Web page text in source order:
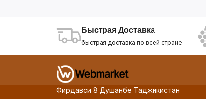
Быстрая Доставка
быстрая доставка по всей стране
Фирдавси 8 Душанбе Таджикистан